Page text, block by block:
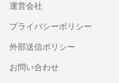
運営会社
プライバシーポリシー
外部送信ポリシー
お問い合わせ